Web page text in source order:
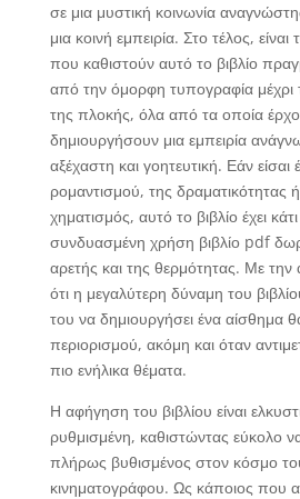
σε μια μυστική κοινωνία
μια κοινή εμπειρία. Στο τέλος,
που καθιστούν αυτό το βιβλίο
από την όμορφη τυπογραφία μέχρι
της πλοκής, όλα από τα οποία
δημιουργήσουν μια εμπειρία
αξέχαστη και γοητευτική. Εάν είσαι
ρομαντισμού, της δραματικότητας
χηματισμός, αυτό το βιβλίο έχει
συνδυασμένη χρήση βιβλίο pdf
αρετής και της θερμότητας. Με
ότι η μεγαλύτερη δύναμη του
του να δημιουργήσει ένα αίσθημα
περιορισμού, ακόμη και όταν
πιο ενήλικα θέματα.
Η αφήγηση του βιβλίου είναι
ρυθμισμένη, καθιστώντας εύκολο
πλήρως βυθισμένος στον κόσμο
κινηματογράφου. Ως κάποιος που